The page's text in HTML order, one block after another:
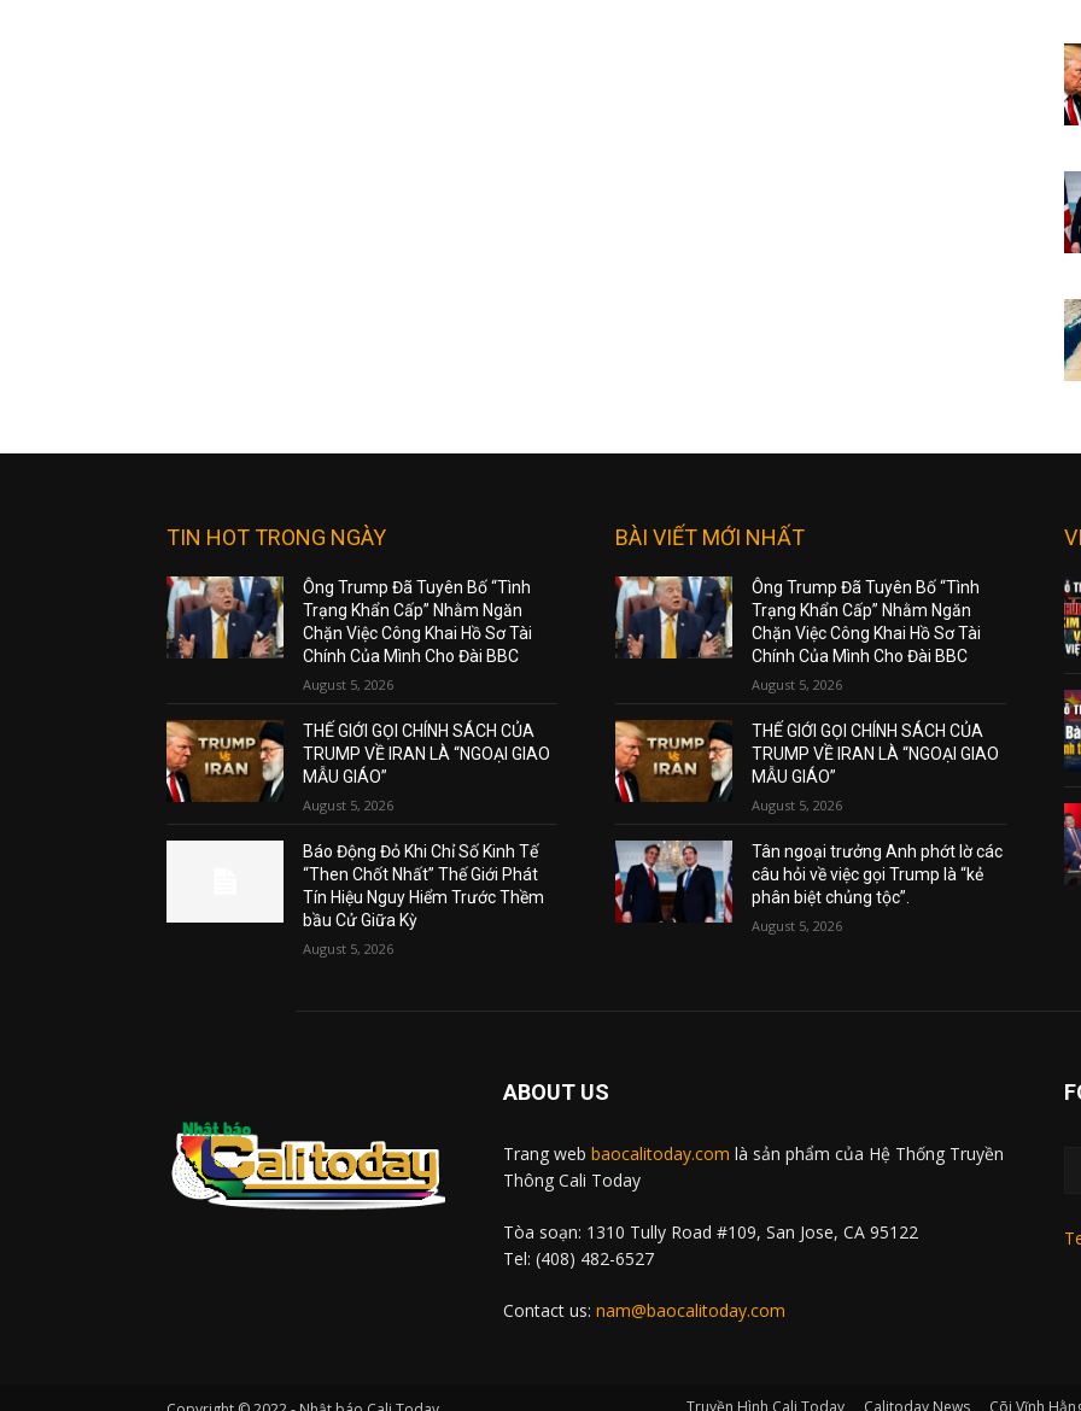
TIN HOT TRONG NGÀY
Ông Trump Đã Tuyên Bố “Tình
Trạng Khẩn Cấp” Nhằm Ngăn
Chặn Việc Công Khai Hồ Sơ Tài
Chính Của Mình Cho Đài BBC
August 5, 2026
THẾ GIỚI GỌI CHÍNH SÁCH CỦA
TRUMP VỀ IRAN LÀ “NGOẠI GIAO
MẪU GIÁO”
August 5, 2026
Báo Động Đỏ Khi Chỉ Số Kinh Tế
“Then Chốt Nhất” Thế Giới Phát
Tín Hiệu Nguy Hiểm Trước Thềm
bầu Cử Giữa Kỳ
August 5, 2026
BÀI VIẾT MỚI NHẤT
Ông Trump Đã Tuyên Bố “Tình
Trạng Khẩn Cấp” Nhằm Ngăn
Chặn Việc Công Khai Hồ Sơ Tài
Chính Của Mình Cho Đài BBC
August 5, 2026
THẾ GIỚI GỌI CHÍNH SÁCH CỦA
TRUMP VỀ IRAN LÀ “NGOẠI GIAO
MẪU GIÁO”
August 5, 2026
Tân ngoại trưởng Anh phớt lờ các
câu hỏi về việc gọi Trump là “kẻ
phân biệt chủng tộc”.
August 5, 2026
ABOUT US
Trang web baocalitoday.com là sản phẩm của Hệ Thống Truyền
Thông Cali Today
Tòa soạn: 1310 Tully Road #109, San Jose, CA 95122
Tel: (408) 482-6527
Contact us: nam@baocalitoday.com
Truyền Hình Cali Today Calitoday News Cõi Vĩnh